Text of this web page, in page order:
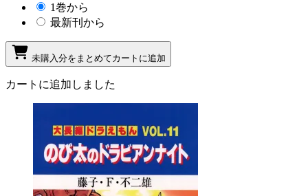
1巻から
最新刊から
未購入分をまとめてカートに追加
カートに追加しました